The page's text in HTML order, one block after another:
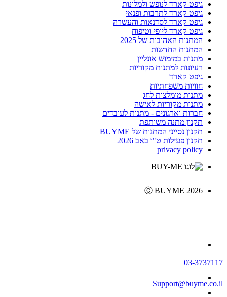
גיפט קארד לנופש ולמלונות
גיפט קארד לתרבות ופנאי
גיפט קארד לסדנאות והעשרה
גיפט קארד ליופי וטיפוח
המתנות האהובות של 2025
המתנות החדשות
מתנות במימוש אונליין
רעיונות למתנות מקוריות
גיפט קארד
חוויות משפחתיות
מתנות מומלצות לחג
מתנות מקוריות לאישה
חברות וארגונים - מתנות לעובדים
תקנון מתנה משותפת
תקנון נסייני המתנות של BUYME
תקנון פעילות ט"ו באב 2026
privacy policy
Ⓒ BUYME 2026
03-3737117
Support@buyme.co.il